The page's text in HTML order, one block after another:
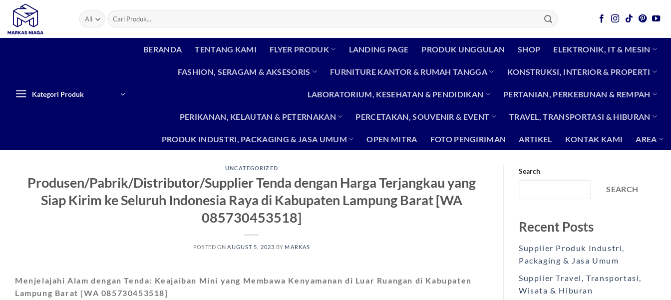
Skip
content
Search
for:
Kategori Produk
BERANDA TENTANG KAMI FLYER PRODUK LANDING PAGE PRODUK UNGGULAN SHOP ELEKTRONIK, IT & MESIN
FASHION, SERAGAM & AKSESORIS FURNITURE KANTOR & RUMAH TANGGA KONSTRUKSI, INTERIOR & PROPERTI
LABORATORIUM, KESEHATAN & PENDIDIKAN PERTANIAN, PERKEBUNAN & REMPAH
PERIKANAN, KELAUTAN & PETERNAKAN PERCETAKAN, SOUVENIR & EVENT TRAVEL, TRANSPORTASI & HIBURAN
PRODUK INDUSTRI, PACKAGING & JASA UMUM OPEN MITRA FOTO PENGIRIMAN ARTIKEL KONTAK KAMI AREA
UNCATEGORIZED
Produsen/Pabrik/Distributor/Supplier Tenda dengan Harga Terjangkau yang
Siap Kirim ke Seluruh Indonesia Raya di Kabupaten Lampung Barat [WA
085730453518]
POSTED ON AUGUST 5, 2023 BY MARKAS
Menjelajahi Alam dengan Tenda: Keajaiban Mini yang Membawa Kenyamanan di Luar Ruangan di Kabupaten
Lampung Barat [WA 085730453518]
Search
SEARCH
Recent Posts
Supplier Produk Industri,
Packaging & Jasa Umum
Supplier Travel, Transportasi,
Wisata & Hiburan